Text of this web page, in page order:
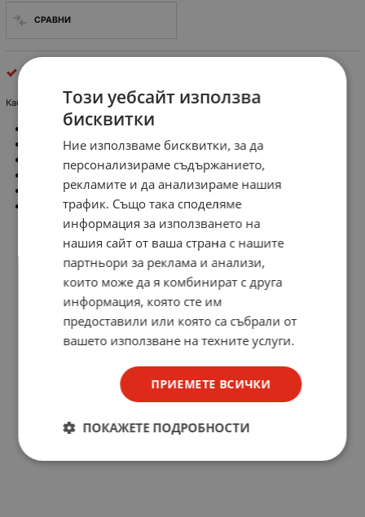
СРАВНИ
кабелни обувки и накрайници
Кабелна обувка ухо, медна M8, 2.5кв.мм. неизолирана (2.5/8 НКМЩ)
Тип накрайник: контактен накрайник ухо
Отвор за болт: M8
Електрически монтаж: кримпване
Механичен монтаж: на проводник
Материал на контакта: мед
Този уебсайт използва
бисквитки
Ние използваме бисквитки, за да
персонализираме съдържанието,
рекламите и да анализираме нашия
трафик. Също така споделяме
информация за използването на
нашия сайт от ваша страна с нашите
партньори за реклама и анализи,
които може да я комбинират с друга
информация, която сте им
предоставили или която са събрали от
вашето използване на техните услуги.
ПРИЕМЕТЕ ВСИЧКИ
ПОКАЖЕТЕ ПОДРОБНОСТИ